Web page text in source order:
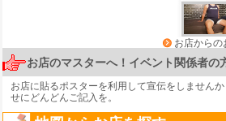
お店からの
お店のマスターへ！イベント関係者の
お店に貼るポスターを利用して宣伝をしませんか
せにどんどんご記入を。